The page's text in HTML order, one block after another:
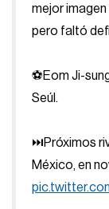
mejor
pero faltó
⚽️Eom Ji-
Seúl.
⏭️Próximos
México, en